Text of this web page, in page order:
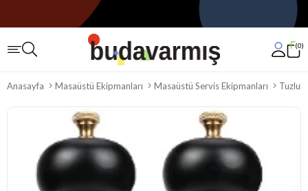
0
Anasayfa Masaüstü Ekipmanları Masaüstü Servis Ekipmanları